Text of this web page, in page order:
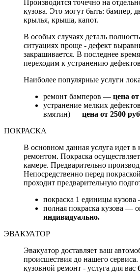
Производится точечно на
кузова. Это могут быть: бампер,
крылья, крыша, капот.
В особых случаях деталь
ситуациях проще - дефект
закрашивается. В последнее
переходим к устранению
Наиболее популярные услуги
ремонт бамперов — цена
устранение мелких
вмятин) — цена от 2500
ПОКРАСКА
В основном данная услуга идет в
ремонтом. Покраска
камере. Предварительно
Непосредственно перед
проходит предварительную
покраска 1 единицы
полная покраска кузова —
индивидуально.
ЭВАКУАТОР
Эвакуатор доставляет ваш
происшествия до нашего сервиса.
кузовной ремонт - услуга для вас